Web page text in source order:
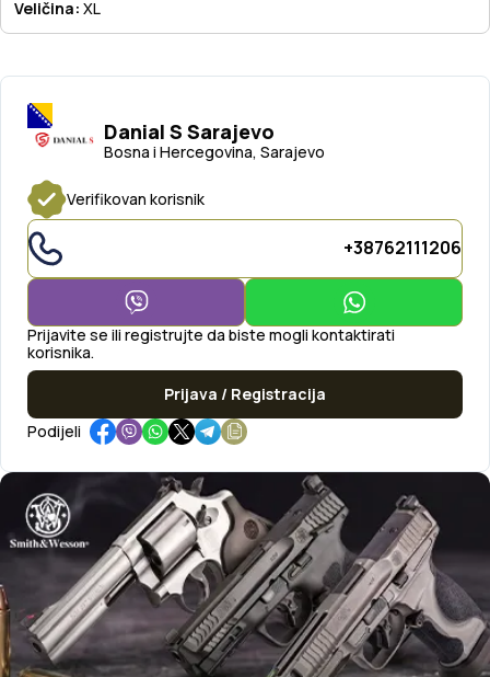
Danial S Sarajevo
Bosna i Hercegovina, Sarajevo
Verifikovan korisnik
+38762111206
Prijavite se ili registrujte da biste mogli kontaktirati
korisnika.
Prijava / Registracija
Podijeli
Veličina: XL